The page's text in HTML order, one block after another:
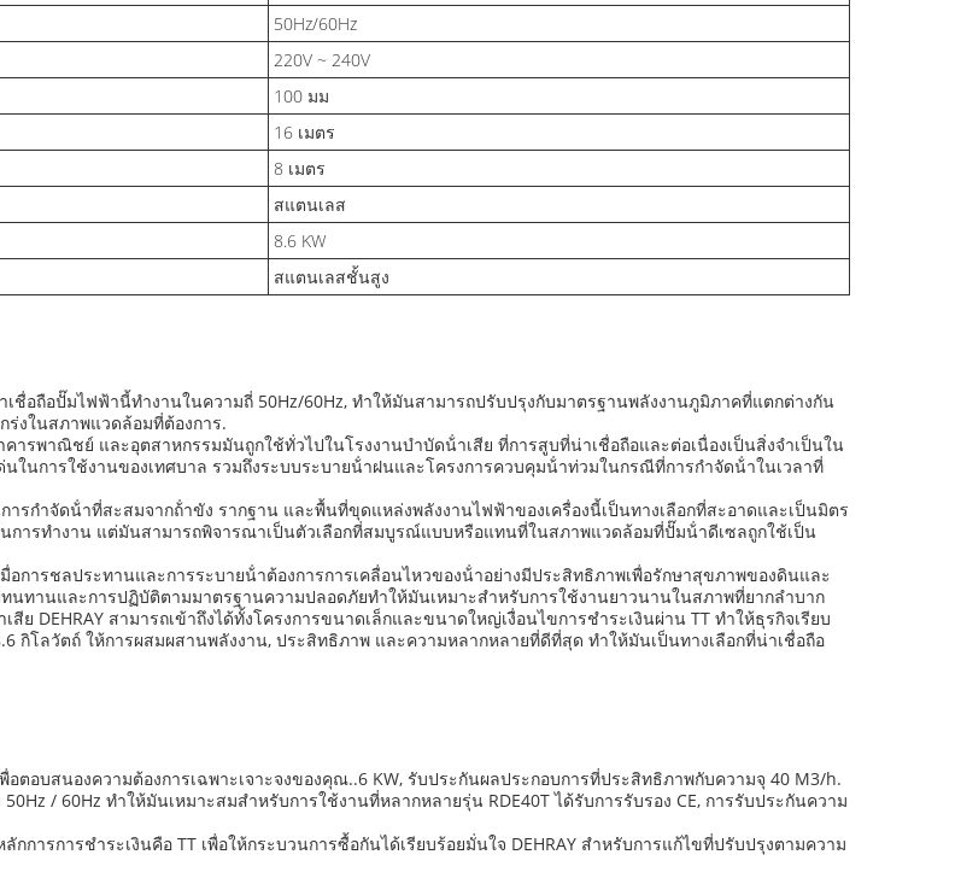
50Hz/60Hz
220V ~ 240V
100 มม
16 เมตร
8 เมตร
สแตนเลส
8.6 KW
สแตนเลสชั้นสูง
เชื่อถือปั๊มไฟฟ้านี้ทํางานในความถี่ 50Hz/60Hz, ทําให้มันสามารถปรับปรุงกับมาตรฐานพลังงานภูมิภาคที่แตกต่างกัน
ร่งในสภาพแวดล้อมที่ต้องการ.
รพาณิชย์ และอุตสาหกรรมมันถูกใช้ทั่วไปในโรงงานบําบัดน้ําเสีย ที่การสูบที่น่าเชื่อถือและต่อเนื่องเป็นสิ่งจําเป็นใน
นในการใช้งานของเทศบาล รวมถึงระบบระบายน้ําฝนและโครงการควบคุมน้ําท่วมในกรณีที่การกําจัดน้ําในเวลาที่
กําจัดน้ําที่สะสมจากถ้ําขัง รากฐาน และพื้นที่ขุดแหล่งพลังงานไฟฟ้าของเครื่องนี้เป็นทางเลือกที่สะอาดและเป็นมิตร
การทํางาน แต่มันสามารถพิจารณาเป็นตัวเลือกที่สมบูรณ์แบบหรือแทนที่ในสภาพแวดล้อมที่ปั๊มน้ําดีเซลถูกใช้เป็น
มื่อการชลประทานและการระบายน้ําต้องการการเคลื่อนไหวของน้ําอย่างมีประสิทธิภาพเพื่อรักษาสุขภาพของดินและ
นทานและการปฏิบัติตามมาตรฐานความปลอดภัยทําให้มันเหมาะสําหรับการใช้งานยาวนานในสภาพที่ยากลําบาก
DEHRAY สามารถเข้าถึงได้ทั้งโครงการขนาดเล็กและขนาดใหญ่เงื่อนไขการชําระเงินผ่าน TT ทําให้ธุรกิจเรียบ
กิโลวัตถ์ ให้การผสมผสานพลังงาน, ประสิทธิภาพ และความหลากหลายที่ดีที่สุด ทําให้มันเป็นทางเลือกที่น่าเชื่อถือ
อตอบสนองความต้องการเฉพาะเจาะจงของคุณ..6 KW, รับประกันผลประกอบการที่ประสิทธิภาพกับความจุ 40 M3/h.
/ 60Hz ทําให้มันเหมาะสมสําหรับการใช้งานที่หลากหลายรุ่น RDE40T ได้รับการรับรอง CE, การรับประกันความ
การการชําระเงินคือ TT เพื่อให้กระบวนการซื้อกันได้เรียบร้อยมั่นใจ DEHRAY สําหรับการแก้ไขที่ปรับปรุงตามความ